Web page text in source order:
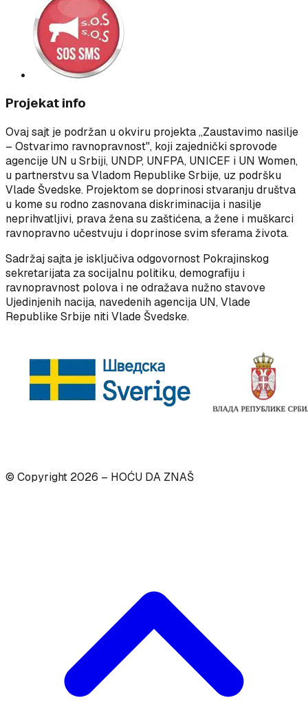
Projekat info
Ovaj sajt je podržan u okviru projekta „Zaustavimo nasilje
– Ostvarimo ravnopravnost", koji zajednički sprovode
agencije UN u Srbiji, UNDP, UNFPA, UNICEF i UN Women,
u partnerstvu sa Vladom Republike Srbije, uz podršku
Vlade Švedske. Projektom se doprinosi stvaranju društva
u kome su rodno zasnovana diskriminacija i nasilje
neprihvatljivi, prava žena su zaštićena, a žene i muškarci
ravnopravno učestvuju i doprinose svim sferama života.
Sadržaj sajta je isključiva odgovornost Pokrajinskog
sekretarijata za socijalnu politiku, demografiju i
ravnopravnost polova i ne odražava nužno stavove
Ujedinjenih nacija, navedenih agencija UN, Vlade
Republike Srbije niti Vlade Švedske.
© Copyright 2026 – HOĆU DA ZNAŠ